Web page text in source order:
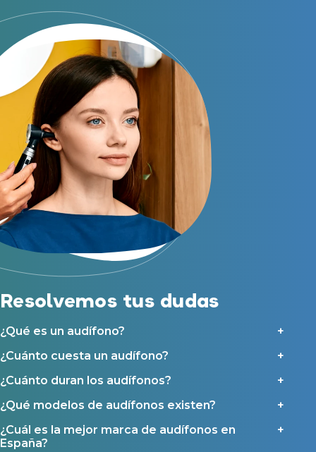
Resolvemos tus dudas
¿Qué es un audífono?
¿Cuánto cuesta un audífono?
¿Cuánto duran los audífonos?
¿Qué modelos de audífonos existen?
¿Cuál es la mejor marca de audífonos en
España?
Ayudas y subvenciones
Ayuda Miaudífono hasta 200€*
Ayudas para audífonos en Castilla-La Mancha
Ayudas para audífonos en Andalucía
Ayudas y subvenciones en La Rioja
Ayudas para audífonos en Galicia
Ayudas y subvenciones en Asturias
Contacto
Política de Privacidad.